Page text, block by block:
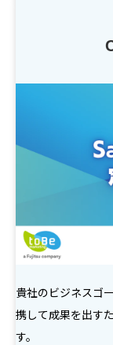
貴社のビジネスゴ
携して成果を出す
す。